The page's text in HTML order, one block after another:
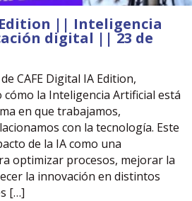
Edition || Inteligencia
digital || 23 de
CAFE Digital IA Edition,
la Inteligencia Artificial está
en que trabajamos,
con la tecnología. Este
de la IA como una
optimizar procesos, mejorar la
la innovación en distintos
[…]